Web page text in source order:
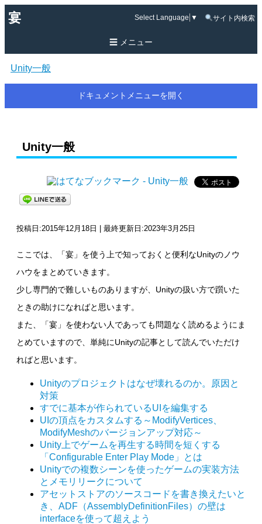
宴 Select Language ▼ サイト内検索
メニュー
Unity一般
ドキュメントメニューを開く
Unity一般
投稿日:2015年12月18日 | 最終更新日:2023年3月25日
ここでは、「宴」を使う上で知っておくと便利なUnityのノウ
ハウをまとめていきます。
少し専門的で難しいものありますが、Unityの扱い方で躓いた
ときの助けになればと思います。
また、「宴」を使わない人であっても問題なく読めるようにま
とめていますので、単純にUnityの記事として読んでいただけ
ればと思います。
Unityのプロジェクトはなぜ壊れるのか。原因と
対策
すでに基本が作られているUIを編集する
UIの頂点をカスタムする～ModifyVertices、
ModifyMeshのバージョンアップ対応～
Unity上でゲームを再生する時間を短くする
「Configurable Enter Play Mode」とは
Unityでの複数シーンを使ったゲームの実装方法
とメモリリークについて
アセットストアのソースコードを書き換えたいと
き、ADF（AssemblyDefinitionFiles）の壁は
interfaceを使って超えよう